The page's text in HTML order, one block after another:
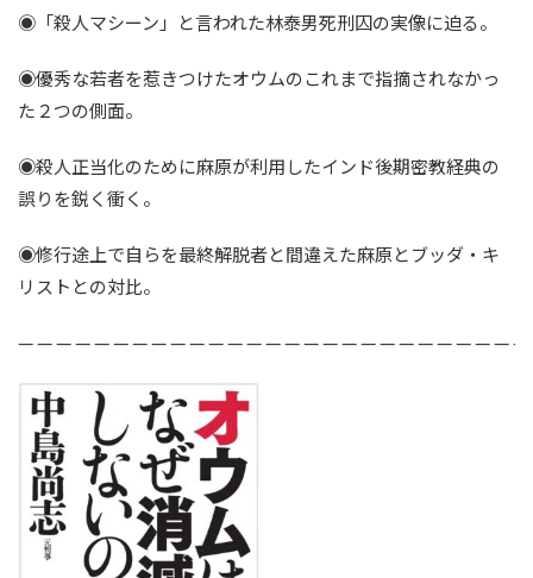
◉「殺人マシーン」と言われた林泰男死刑囚の実像に迫る。
◉優秀な若者を惹きつけたオウムのこれまで指摘されなかっ
た２つの側面。
◉殺人正当化のために麻原が利用したインド後期密教経典の
誤りを鋭く衝く。
◉修行途上で自らを最終解脱者と間違えた麻原とブッダ・キ
リストとの対比。
— — — — — — — — — — — — — — — — — — — — — — — — — —